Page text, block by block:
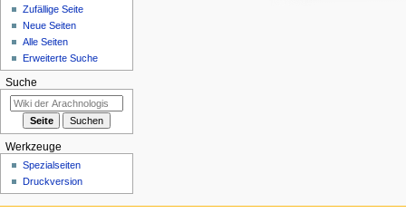
Zufällige Seite
Neue Seiten
Alle Seiten
Erweiterte Suche
Suche
Werkzeuge
Spezialseiten
Druckversion